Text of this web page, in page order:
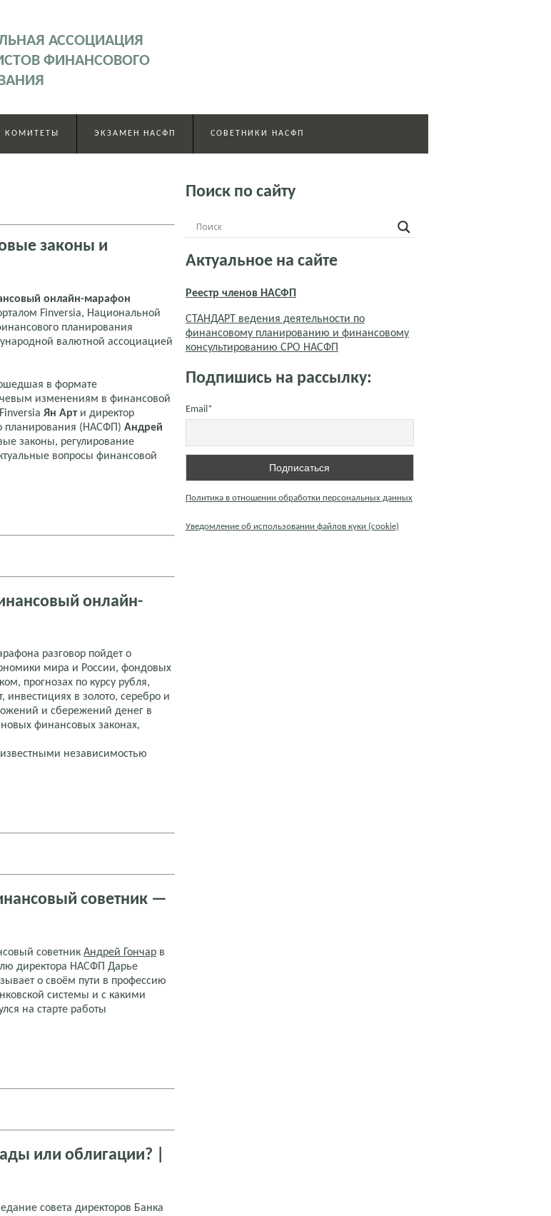
АССОЦИАЦИЯ
ФИНАНСОВОГО
КОМИТЕТЫ ЭКЗАМЕН НАСФП СОВЕТНИКИ НАСФП
законы и
онлайн-марафон
Finversia, Национальной
планирования
валютной ассоциацией
в формате
изменениям в финансовой
Ян Арти директор
планирования (НАСФП) Андрей
законы, регулирование
вопросы финансовой
онлайн-
разговор пойдет о
мира и России, фондовых
прогнозах по курсу рубля,
инвестициях в золото, серебро и
и сбережений денег в
финансовых законах,
независимостью
советник —
советникАндрей Гончар в
директора НАСФП Дарье
о своём пути в профессию
системы и с какими
на старте работы
или облигации? |
совета директоров Банка
Поиск по сайту
Актуальное на сайте
Реестр членов НАСФП
СТАНДАРТ ведения деятельности по
финансовому планированию и финансовому
консультированию СРО НАСФП
Подпишись на рассылку:
Email*
Политика в отношении обработки персональных данных
Уведомление об использовании файлов куки (cookie)